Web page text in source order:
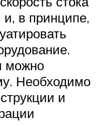
в принципе,
можно
Необходимо
и